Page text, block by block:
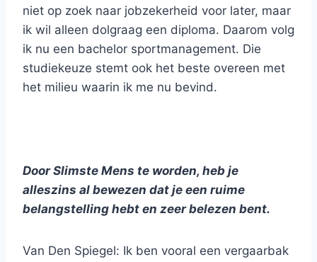
niet op zoek naar jobzekerheid voor later, maar
ik wil alleen dolgraag een diploma. Daarom volg
ik nu een bachelor sportmanagement. Die
studiekeuze stemt ook het beste overeen met
het milieu waarin ik me nu bevind.
Door Slimste Mens te worden, heb je
alleszins al bewezen dat je een ruime
belangstelling hebt en zeer belezen bent.
Van Den Spiegel: Ik ben vooral een vergaarbak